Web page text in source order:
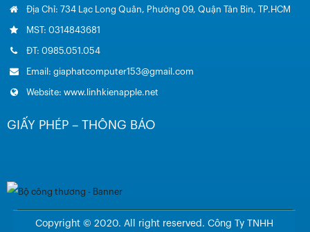
Địa Chỉ: 734 Lạc Long Quân, Phường 09, Quận Tân Bin, TP.HCM
MST: 0314843681
ĐT: 0985.051.054
Email: giaphatcomputer153@gmail.com
Website: www.linhkienapple.net
GIẤY PHÉP – THÔNG BÁO
Copyright © 2020. All right reserved. Công Ty TNHH